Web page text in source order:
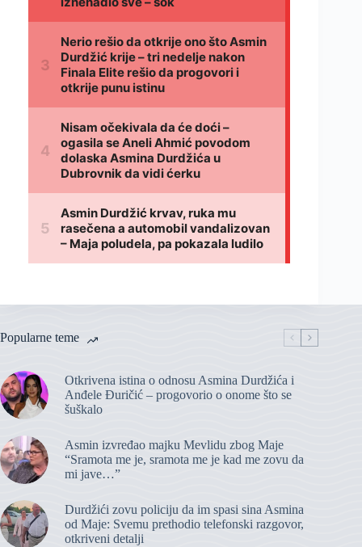
Popularne teme
Otkrivena istina o odnosu Asmina Durdžića i
Anđele Đuričić – progovorio o onome što se
šuškalo
Asmin izvređao majku Mevlidu zbog Maje
“Sramota me je, sramota me je kad me zovu da
mi jave…”
Durdžići zovu policiju da im spasi sina Asmina
od Maje: Svemu prethodio telefonski razgovor,
otkriveni detalji